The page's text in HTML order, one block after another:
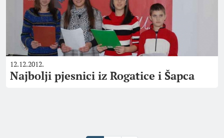
12.12.2012.
Najbolji pjesnici iz Rogatice i Šapca